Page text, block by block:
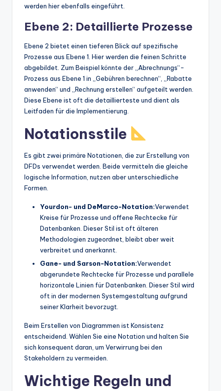
werden hier ebenfalls eingeführt.
Ebene 2: Detaillierte Prozesse
Ebene 2 bietet einen tieferen Blick auf spezifische
Prozesse aus Ebene 1. Hier werden die feinen Schritte
abgebildet. Zum Beispiel könnte der „Abrechnungs“-
Prozess aus Ebene 1 in „Gebühren berechnen“, „Rabatte
anwenden“ und „Rechnung erstellen“ aufgeteilt werden.
Diese Ebene ist oft die detaillierteste und dient als
Leitfaden für die Implementierung.
Notationsstile
Es gibt zwei primäre Notationen, die zur Erstellung von
DFDs verwendet werden. Beide vermitteln die gleiche
logische Information, nutzen aber unterschiedliche
Formen.
Yourdon- und DeMarco-Notation:Verwendet
Kreise für Prozesse und offene Rechtecke für
Datenbanken. Dieser Stil ist oft älteren
Methodologien zugeordnet, bleibt aber weit
verbreitet und anerkannt.
Gane- und Sarson-Notation:Verwendet
abgerundete Rechtecke für Prozesse und parallele
horizontale Linien für Datenbanken. Dieser Stil wird
oft in der modernen Systemgestaltung aufgrund
seiner Klarheit bevorzugt.
Beim Erstellen von Diagrammen ist Konsistenz
entscheidend. Wählen Sie eine Notation und halten Sie
sich konsequent daran, um Verwirrung bei den
Stakeholdern zu vermeiden.
Wichtige Regeln und